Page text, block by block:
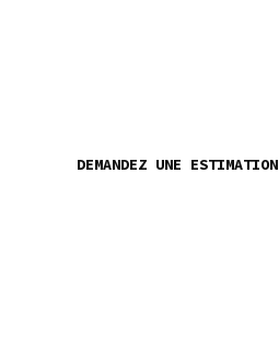
DEMANDEZ UNE ESTIMATION